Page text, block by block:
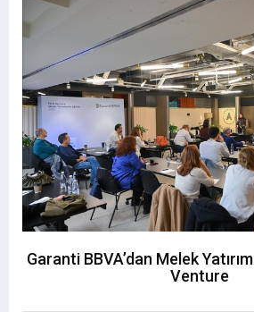
Garanti BBVA’dan Melek
Venture